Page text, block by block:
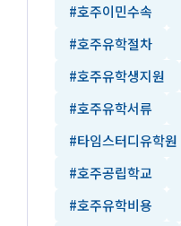
#호주이민수속
#호주유학절차
#호주유학생지원
#호주유학서류
#타임스터디유학원
#호주공립학교
#호주유학비용